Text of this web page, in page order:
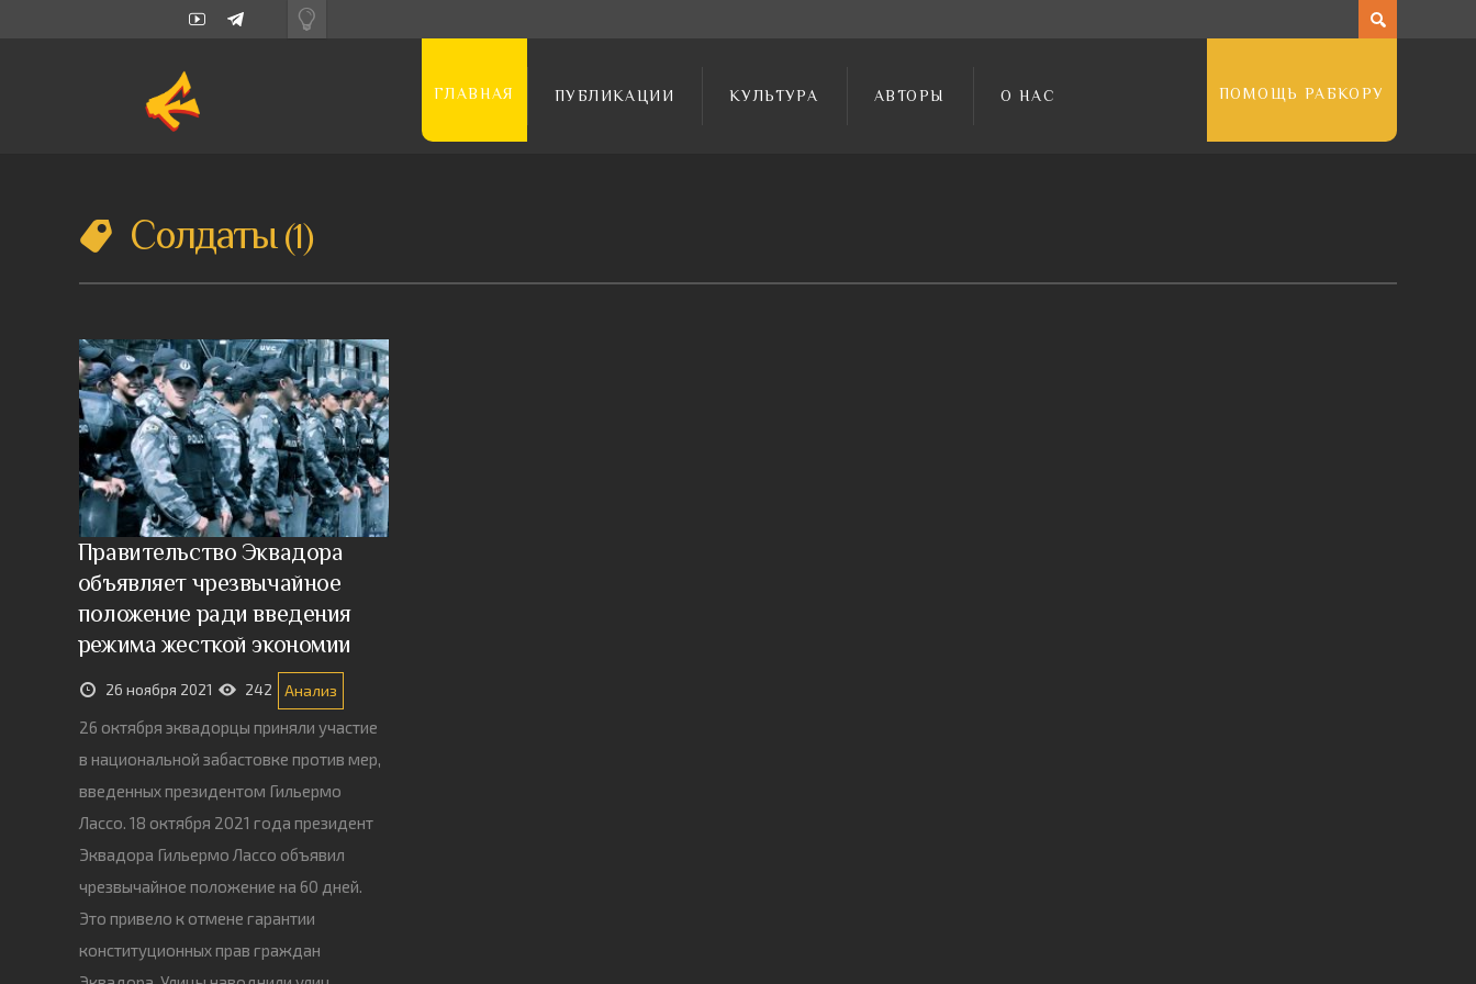
ГЛАВНАЯ ПУБЛИКАЦИИ КУЛЬТУРА АВТОРЫ О НАС ПОМОЩЬ РАБКОРУ
Солдаты 1
Правительство Эквадора
объявляет чрезвычайное
положение ради введения
режима жесткой экономии
26 ноября 2021 242 Анализ
26 октября эквадорцы приняли участие
в национальной забастовке против мер,
введенных президентом Гильермо
Лассо. 18 октября 2021 года президент
Эквадора Гильермо Лассо объявил
чрезвычайное положение на 60 дней.
Это привело к отмене гарантии
конституционных прав граждан